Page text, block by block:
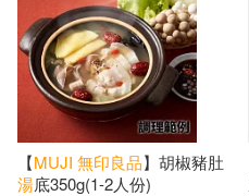
上市日期 (可複選)
一個月內上市新品(3)
【MUJI 無印良品】胡椒豬肚
湯底350g(1-2人份)